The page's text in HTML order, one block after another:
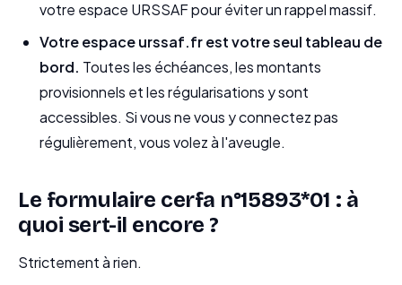
votre espace URSSAF pour éviter un rappel massif.
Votre espace urssaf.fr est votre seul tableau de
bord. Toutes les échéances, les montants
provisionnels et les régularisations y sont
accessibles. Si vous ne vous y connectez pas
régulièrement, vous volez à l'aveugle.
Le formulaire cerfa n°15893*01 : à
quoi sert-il encore ?
Strictement à rien.